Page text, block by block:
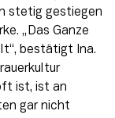
stetig gestiegen
„Das Ganze
bestätigt Ina.
ist, ist an
gar nicht